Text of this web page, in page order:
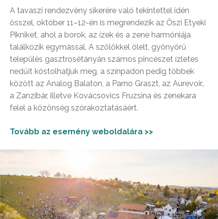
A tavaszi rendezvény sikerére való tekintettel idén
ősszel, október 11–12-én is megrendezik az Őszi Etyeki
Pikniket, ahol a borok, az ízek és a zene harmóniája
találkozik egymással. A szőlőkkel ölelt, gyönyörű
település gasztrosétányán számos pincészet ízletes
nedűit kóstolhatjuk meg, a színpadon pedig többek
között az Analog Balaton, a Parno Graszt, az Aurevoir.,
a Zanzibár, illetve Kovácsovics Fruzsina és zenekara
felel a közönség szórakoztatásáért.
Tovább az esemény weboldalára >>